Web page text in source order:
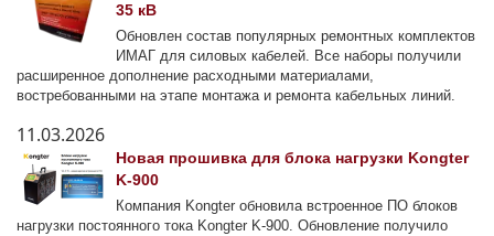
35 кВ
Обновлен состав популярных ремонтных комплектов
ИМАГ для силовых кабелей. Все наборы получили
расширенное дополнение расходными материалами,
востребованными на этапе монтажа и ремонта кабельных линий.
11.03.2026
Новая прошивка для блока нагрузки Kongter
K-900
Компания Kongter обновила встроенное ПО блоков
нагрузки постоянного тока Kongter K-900. Обновление получило